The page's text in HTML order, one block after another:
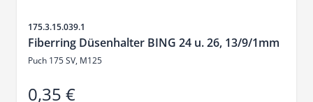
Artikelnr.
175.3.15.039.1
Fiberring Düsenhalter BING 24 u. 26, 13/9/1mm
Puch 175 SV, M125
0,35 €